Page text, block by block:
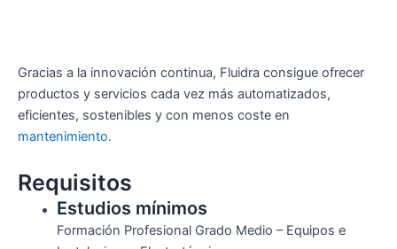
Gracias a la innovación continua, Fluidra consigue ofrecer
productos y servicios cada vez más automatizados,
eficientes, sostenibles y con menos coste en
mantenimiento.
Requisitos
Estudios mínimos
Formación Profesional Grado Medio – Equipos e